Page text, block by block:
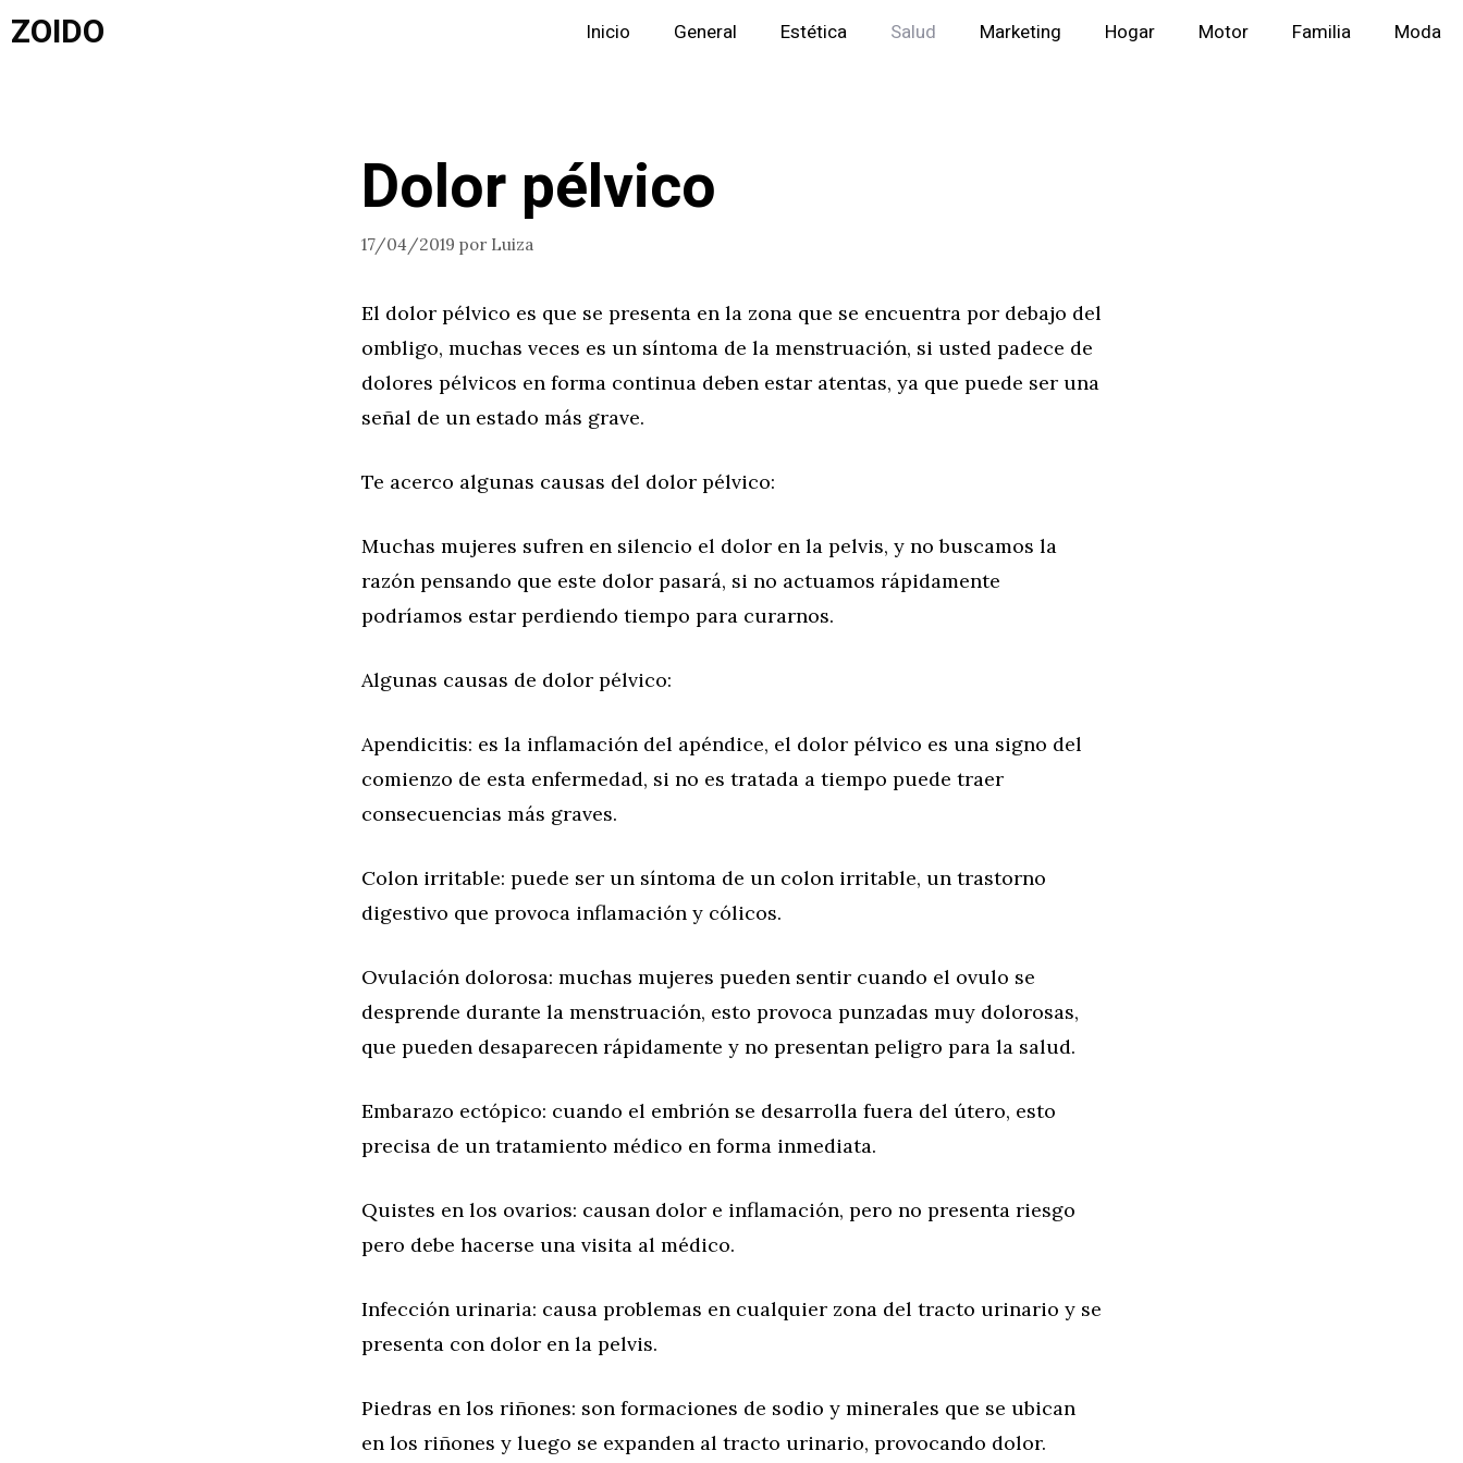
Saltar
alZOIDO Inicio General Estética Salud Marketing Hogar Motor Familia Moda
Dolor pélvico
17/04/2019 por Luiza
El dolor pélvico es que se presenta en la zona que se encuentra por debajo del
ombligo, muchas veces es un síntoma de la menstruación, si usted padece de
dolores pélvicos en forma continua deben estar atentas, ya que puede ser una
señal de un estado más grave.
Te acerco algunas causas del dolor pélvico:
Muchas mujeres sufren en silencio el dolor en la pelvis, y no buscamos la
razón pensando que este dolor pasará, si no actuamos rápidamente
podríamos estar perdiendo tiempo para curarnos.
Algunas causas de dolor pélvico:
Apendicitis: es la inflamación del apéndice, el dolor pélvico es una signo del
comienzo de esta enfermedad, si no es tratada a tiempo puede traer
consecuencias más graves.
Colon irritable: puede ser un síntoma de un colon irritable, un trastorno
digestivo que provoca inflamación y cólicos.
Ovulación dolorosa: muchas mujeres pueden sentir cuando el ovulo se
desprende durante la menstruación, esto provoca punzadas muy dolorosas,
que pueden desaparecen rápidamente y no presentan peligro para la salud.
Embarazo ectópico: cuando el embrión se desarrolla fuera del útero, esto
precisa de un tratamiento médico en forma inmediata.
Quistes en los ovarios: causan dolor e inflamación, pero no presenta riesgo
pero debe hacerse una visita al médico.
Infección urinaria: causa problemas en cualquier zona del tracto urinario y se
presenta con dolor en la pelvis.
Piedras en los riñones: son formaciones de sodio y minerales que se ubican
en los riñones y luego se expanden al tracto urinario, provocando dolor.